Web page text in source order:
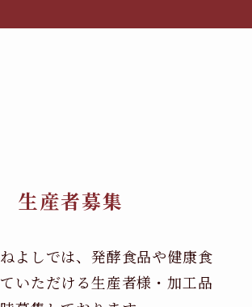
生産者募集
よしでは、発酵食品や健康食
いただける生産者様・加工品